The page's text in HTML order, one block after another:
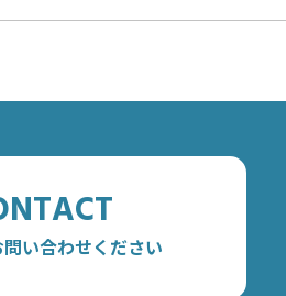
い合わせください